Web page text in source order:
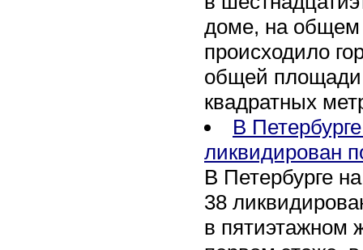
доме, на общем
происходило
общей площади
квадратных
В
ликвидирован
В Петербурге
38
в пятиэтажном